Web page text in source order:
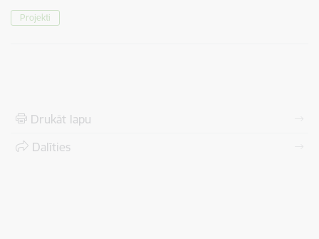
Projekti
Drukāt lapu
Dalīties